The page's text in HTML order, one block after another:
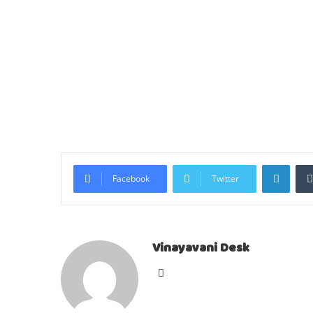
Facebook Twitter
Vinayavani Desk
Website